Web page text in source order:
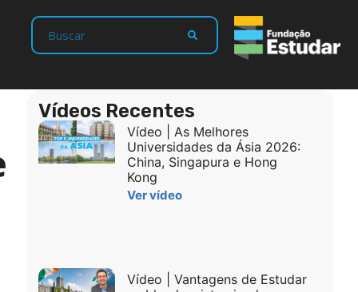
Vídeos Recentes
Vídeo | As Melhores
Universidades da Ásia 2026:
China, Singapura e Hong
Kong
Ver vídeo
Vídeo | Vantagens de Estudar